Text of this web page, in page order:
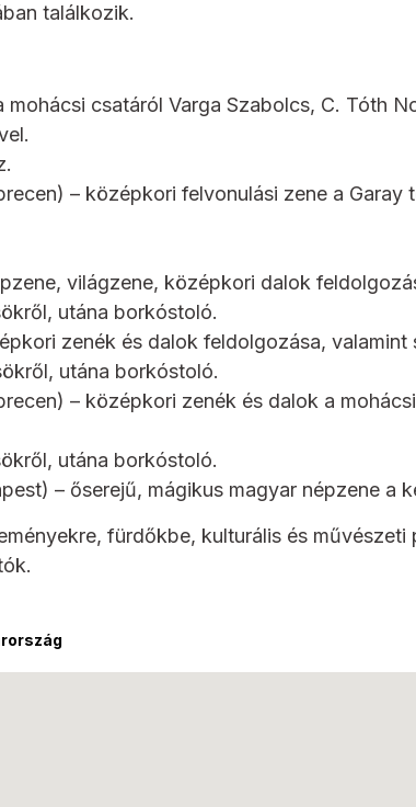
találkozik.
csatáról Varga Szabolcs, C. Tóth
– középkori felvonulási zene a Garay
világzene, középkori dalok
utána borkóstoló.
zenék és dalok feldolgozása, valamint
utána borkóstoló.
– középkori zenék és dalok a
utána borkóstoló.
– őserejű, mágikus magyar népzene a
fürdőkbe, kulturális és művészeti